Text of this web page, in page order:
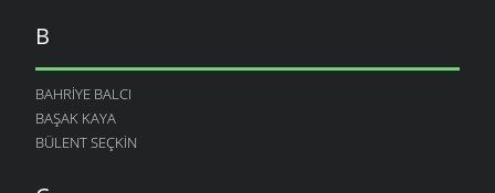
B
BAHRIYE BALCI
BAŞAK KAYA
BÜLENT SEÇKIN